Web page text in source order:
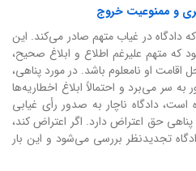
و ممنوعیت خروج
دادگاه در غیاب متهم صادر می‌کند. این
که متهم علیرغم اطلاع و ابلاغ صحیح،
او نامعلوم باشد. در مورد پناهی،
به سر می‌برد و احتمالاً ابلاغ اخطاریه‌ها
است، دادگاه ناچار به صدور رأی غیابی
حق اعتراض دارد. اگر اعتراض کند،
تجدیدنظر بررسی می‌شود و این بار